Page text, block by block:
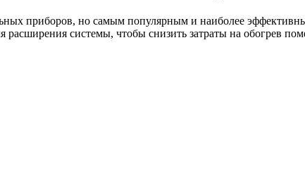
приборов, но самым популярным и наиболее
расширения системы, чтобы снизить затраты на обогрев